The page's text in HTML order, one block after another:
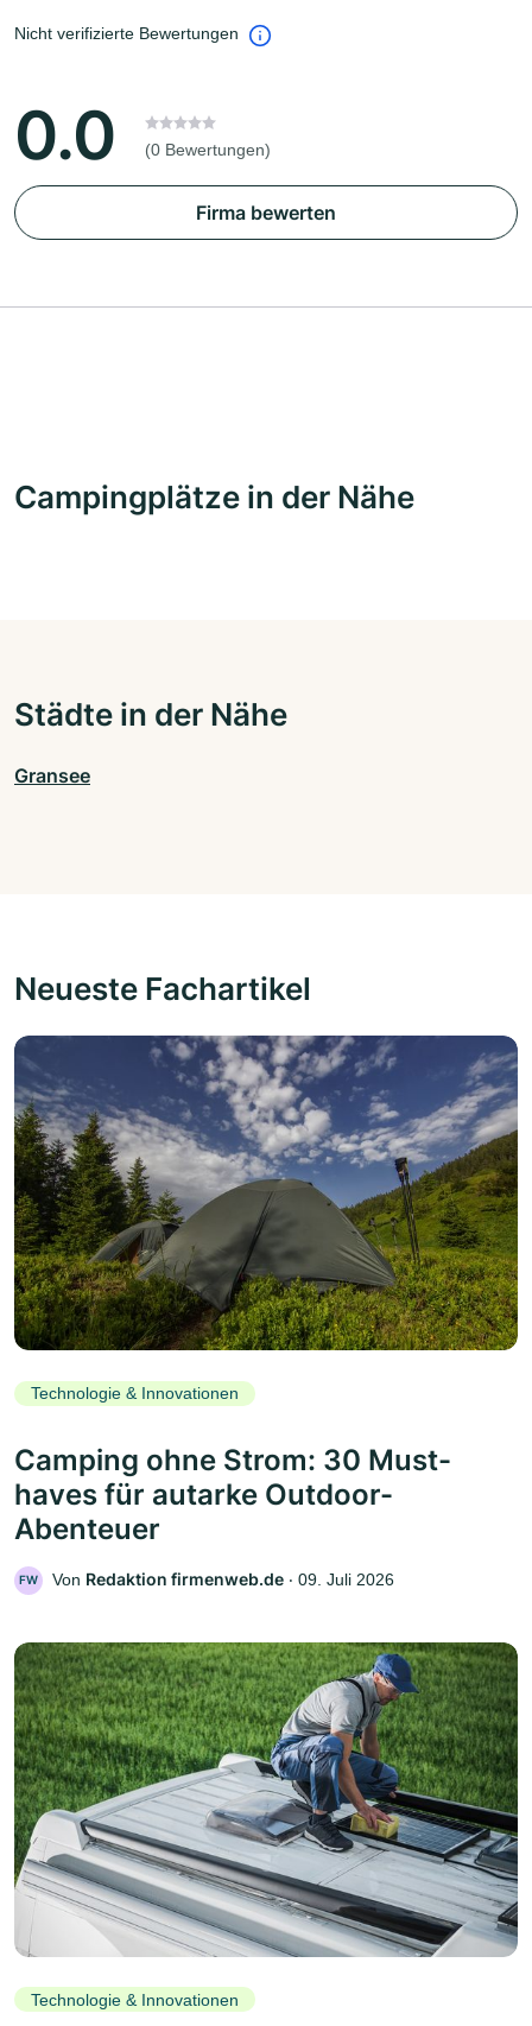
Nicht verifizierte Bewertungen
0.0 (0 Bewertungen)
Firma bewerten
Campingplätze in der Nähe
Städte in der Nähe
Gransee
Neueste Fachartikel
Technologie & Innovationen
Camping ohne Strom: 30 Must-
haves für autarke Outdoor-
Abenteuer
FW Von Redaktion firmenweb.de ‧ 09. Juli 2026
Technologie & Innovationen